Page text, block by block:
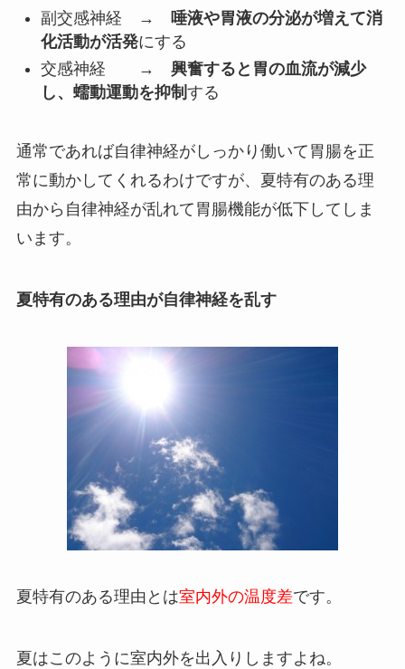
副交感神経 →
唾液や胃液の分泌が増えて消
化活動が活発にする
交感神経 → 興奮すると胃の血流が減少
し、蠕動運動を抑制 する
通常であれば自律神経がしっかり働いて胃腸を正
常に動かしてくれるわけですが、夏特有のある理
由から自律神経が乱れて胃腸機能が低下してしま
います。
夏特有のある理由が自律神経を乱す
夏特有のある理由とは室内外の温度差です。
夏はこのように室内外を出入りしますよね。